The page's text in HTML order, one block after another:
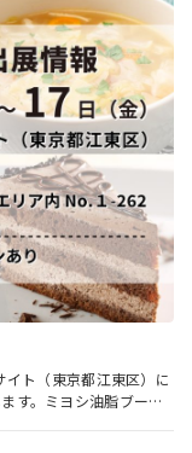
ト（東京都江東区）に
す。ミヨシ油脂ブース